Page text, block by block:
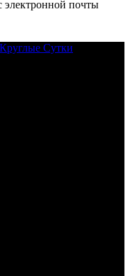
электронной почты
Круглые Сутки